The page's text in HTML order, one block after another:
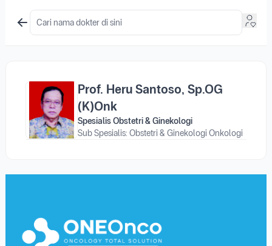
Prof. Heru Santoso, Sp.OG
(K)Onk
Spesialis Obstetri & Ginekologi
Sub Spesialis: Obstetri & Ginekologi Onkologi